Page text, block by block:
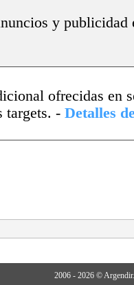
y
ofrecidas en
targets. - Detalles
2006 - 2026 ©